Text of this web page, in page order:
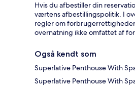
Hvis du afbestiller din
værtens afbestillingspolitik. I
regler om
overnatning ikke omfattet af
Også kendt som
Superlative Penthouse With
Superlative Penthouse With